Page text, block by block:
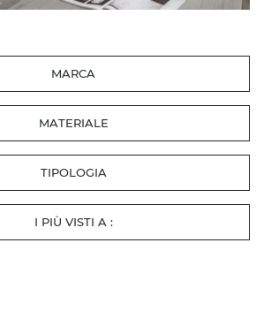
MARCA
MATERIALE
TIPOLOGIA
I PIÙ VISTI A :